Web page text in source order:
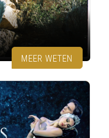
MEER WETEN